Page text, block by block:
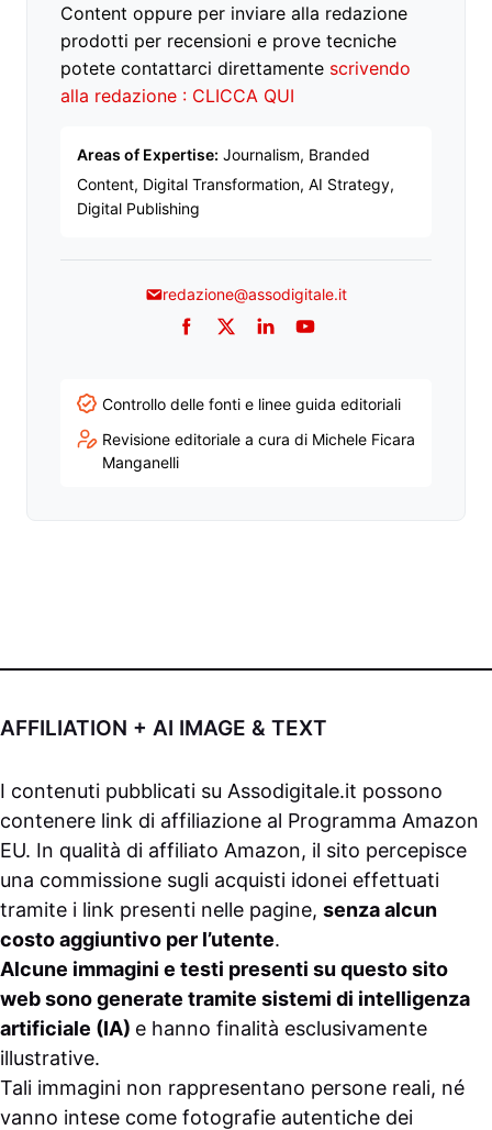
Content oppure per inviare alla redazione
prodotti per recensioni e prove tecniche
potete contattarci direttamente scrivendo
alla redazione : CLICCA QUI
Areas of Expertise: Journalism, Branded
Content, Digital Transformation, AI Strategy,
Digital Publishing
redazione@assodigitale.it
Facebook
TwitterLinkedInYouTube
Controllo delle fonti e linee guida editoriali
Revisione editoriale a cura di Michele Ficara
Manganelli
AFFILIATION + AI IMAGE & TEXT
I contenuti pubblicati su Assodigitale.it possono
contenere link di affiliazione al Programma Amazon
EU. In qualità di affiliato Amazon, il sito percepisce
una commissione sugli acquisti idonei effettuati
tramite i link presenti nelle pagine, senza alcun
costo aggiuntivo per l’utente.
Alcune immagini e testi presenti su questo sito
web sono generate tramite sistemi di intelligenza
artificiale (IA) e hanno finalità esclusivamente
illustrative.
Tali immagini non rappresentano persone reali, né
vanno intese come fotografie autentiche dei